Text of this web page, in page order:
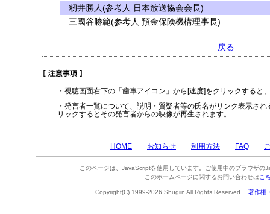
籾井勝人(参考人 日本放送協会会長)
三國谷勝範(参考人 預金保険機構理事長)
戻る
・視聴画面右下の「歯車アイコン」から[速度]をクリックすると
・発言者一覧について、説明・質疑者等の氏名がリンク表示さ
リックするとその発言者からの映像が再生されます。
HOME お知らせ 利用方法 FAQ
このページは、JavaScriptを使用しています。ご使用中のブラウザの
このホームページに関するお問い合わせは こ
Copyright(C) 1999-2026 Shugiin All Rights Reserved. 著作権